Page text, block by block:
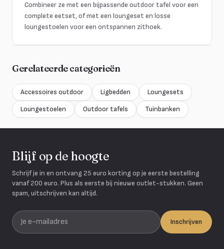
Combineer ze met een bijpassende outdoor tafel voor een
complete eetset, of met een loungeset en losse
loungestoelen voor een ontspannen zithoek.
Gerelateerde categorieën
Accessoires outdoor Ligbedden
Loungesets
Loungestoelen
Outdoor tafels Tuinbanken
Blijf op de hoogte
Schrijf je in en ontvang 25 euro korting op je eerste bestelling
vanaf 200 euro. Plus als eerste bij nieuwe outlet-stukken. Geen
spam, uitschrijven kan altijd.
Je e-mailadres
Inschrijven